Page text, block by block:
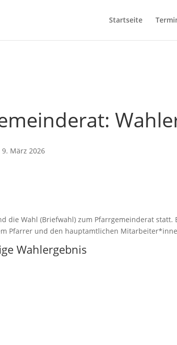
Startseite
März 2026
die Wahl (Briefwahl) zum Pfarrgemeinderat
Pfarrer und den hauptamtlichen
Wahlergebnis